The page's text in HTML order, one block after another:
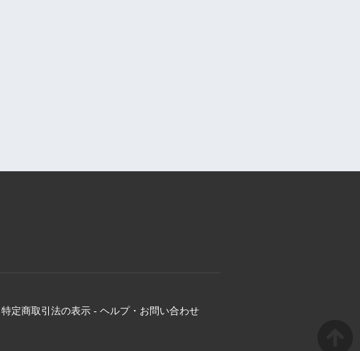
特定商取引法の表示 - ヘルプ・お問い合わせ